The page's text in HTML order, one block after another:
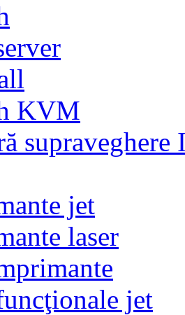
KVM
supraveghere
jet
laser
jet